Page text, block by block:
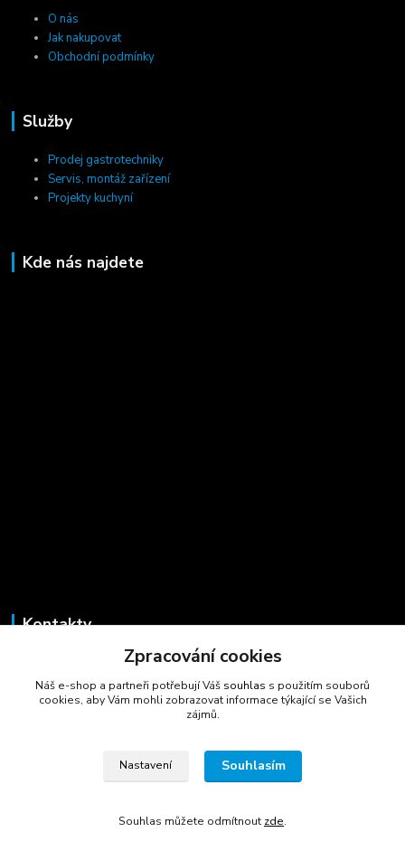
O nás
Jak nakupovat
Obchodní podmínky
Služby
Prodej gastrotechniky
Servis, montáž zařízení
Projekty kuchyní
Kde nás najdete
Kontakty
+420 723 725 881
(Po-Pá, 8-16 hod.)
Zpracování cookies
Náš e-shop a partneři potřebují Váš souhlas s použitím souborů
cookies, aby Vám mohli zobrazovat informace týkající se Vašich
zájmů.
Nastavení Souhlasím
Souhlas můžete odmítnout zde.